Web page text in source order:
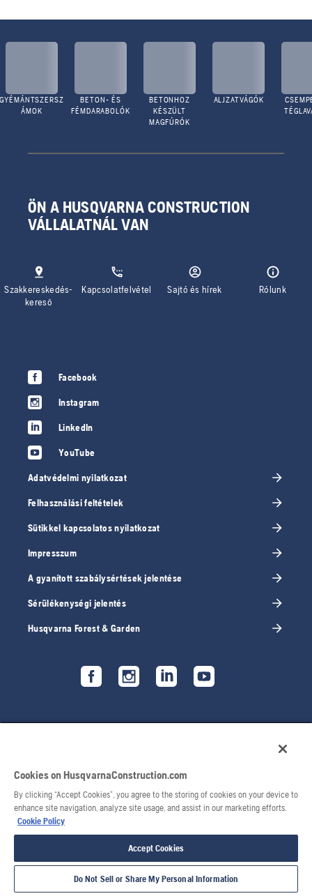
GYÉMÁNTSZERSZ
ÁMOK
BETON- ÉS
FÉMDARABOLÓK
BETONHOZ
KÉSZÜLT
MAGFÚRÓK
ALJZATVÁGÓK
ÖN A HUSQVARNA CONSTRUCTION
VÁLLALATNÁL VAN
Szakkereskedés-
kereső
Kapcsolatfelvétel Sajtó és hírek Rólunk
Facebook
Instagram
LinkedIn
YouTube
Adatvédelmi nyilatkozat
Felhasználási feltételek
Sütikkel kapcsolatos nyilatkozat
Impresszum
A gyanított szabálysértések jelentése
Sérülékenységi jelentés
Husqvarna Forest & Garden
© 2026 Husqvarna AB. Minden jog fenntartva.
Cookies on HusqvarnaConstruction.com
By clicking “Accept Cookies”, you agree to the storing of cookies on your device to
enhance site navigation, analyze site usage, and assist in our marketing efforts.
Cookie Policy
Accept Cookies
Do Not Sell or Share My Personal Information